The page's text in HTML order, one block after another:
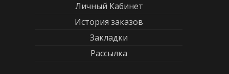
Личный Кабинет
История заказов
Закладки
Рассылка